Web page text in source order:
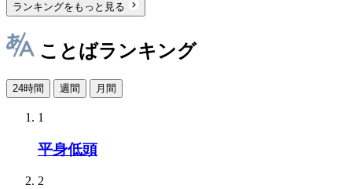
ランキングをもっと見る
ことばランキング
24時間 週間 月間
1
平身低頭
2